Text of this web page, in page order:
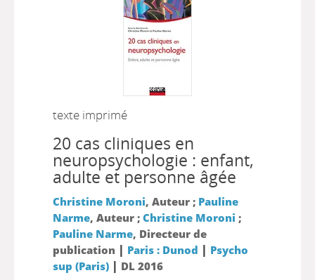
texte imprimé
20 cas cliniques en
neuropsychologie : enfant,
adulte et personne âgée
Christine Moroni, Auteur ; Pauline
Narme, Auteur ; Christine Moroni ;
Pauline Narme, Directeur de
publication | Paris : Dunod | Psycho
sup (Paris)| DL 2016